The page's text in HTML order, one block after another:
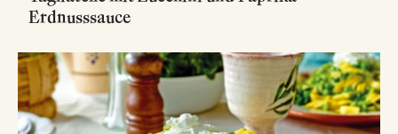
Erdnusssauce